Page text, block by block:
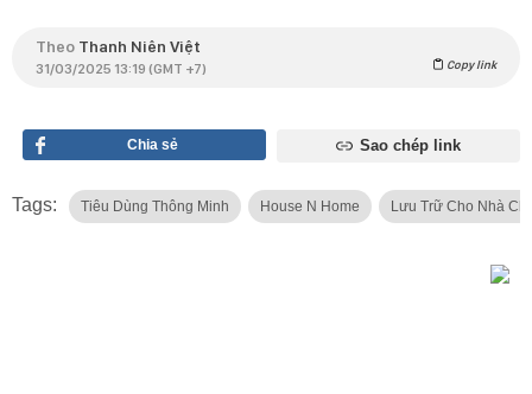
Theo Thanh Niên Việt
31/03/2025 13:19 (GMT +7) Copy link
Chia sẻ Sao chép link
Tags: Tiêu Dùng Thông Minh House N Home Lưu Trữ Cho Nhà